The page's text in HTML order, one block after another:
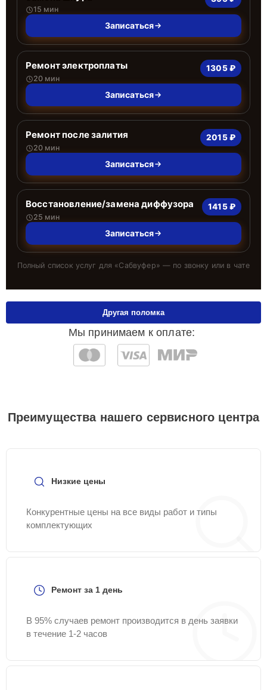
15 мин
Записаться
Ремонт электроплаты
20 мин
1305 ₽
Записаться
Ремонт после залития
20 мин
2015 ₽
Записаться
Восстановление/замена диффузора
25 мин
1415 ₽
Записаться
Полный список услуг для «Сабвуфер» — по звонку или в чате
Мы принимаем к оплате:
Другая поломка
Преимущества нашего сервисного центра
Низкие цены
Конкурентные цены на все виды работ и типы
комплектующих
Ремонт за 1 день
В 95% случаев ремонт производится в день заявки
в течение 1-2 часов